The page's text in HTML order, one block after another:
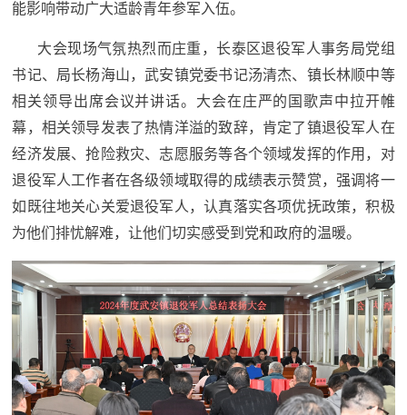
兵
防
动
员
国
防
动
员
人
防
民
防
空
国
防
智
库
能影响带动广大适龄青年参军入伍。
大会现场气氛热烈而庄重，长泰区退役军人事务局党组
书记、局长杨海山，武安镇党委书记汤清杰、镇长林顺中等
相关领导出席会议并讲话。大会在庄严的国歌声中拉开帷
幕，相关领导发表了热情洋溢的致辞，肯定了镇退役军人在
经济发展、抢险救灾、志愿服务等各个领域发挥的作用，对
退役军人工作者在各级领域取得的成绩表示赞赏，强调将一
如既往地关心关爱退役军人，认真落实各项优抚政策，积极
为他们排忧解难，让他们切实感受到党和政府的温暖。